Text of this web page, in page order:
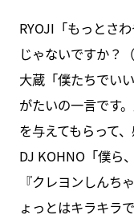
RYOJI「もっとさ
じゃないですか？（
大蔵「僕たちでい
がたいの一言です
を与えてもらって
DJ KOHNO「僕ら
『クレヨンしんち
ょっとはキラキラ